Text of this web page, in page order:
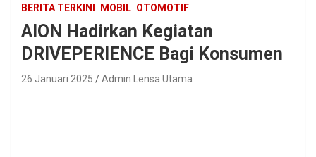
BERITA TERKINI MOBIL OTOMOTIF
AION Hadirkan Kegiatan
DRIVEPERIENCE Bagi Konsumen
26 Januari 2025 Admin Lensa Utama